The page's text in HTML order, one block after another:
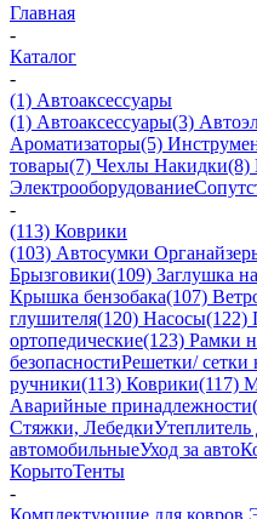
Главная
-
Каталог
-
(1) Автоаксессуары
(1) Автоаксессуары(3)
Ароматизаторы(5)
товары(7) Чехлы Накидки(8)
Электрооборудование
-
(113) Коврики
(103) Автосумки
Брызговики(109) Заглушка
Крышка бензобака(107)
глушителя(120) Насосы(122)
ортопедические(123) Рамки
безопасностиРешетки/ сетки
ручники(113) Коврики(117)
Аварийные принадлежности
Стяжки, ЛебедкиУтеплитель
автомобильныеУход за авто
КорытоТенты
-
Комплектующие для ковров